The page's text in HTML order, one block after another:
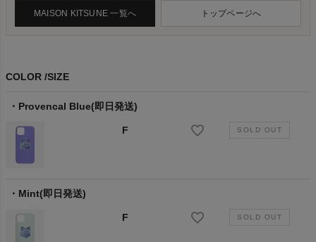
MAISON KITSUNE 一覧へ トップページへ
COLOR SIZE
Provencal Blue(即日発送)
F
Mint(即日発送)
F